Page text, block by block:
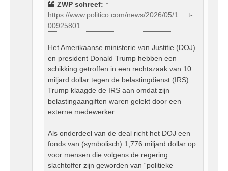
ZWP schreef: ↑
https://www.politico.com/news/2026/05/1 ... t-
00925801
Het Amerikaanse ministerie van Justitie (DOJ)
en president Donald Trump hebben een
schikking getroffen in een rechtszaak van 10
miljard dollar tegen de belastingdienst (IRS).
Trump klaagde de IRS aan omdat zijn
belastingaangiften waren gelekt door een
externe medewerker.
Als onderdeel van de deal richt het DOJ een
fonds van (symbolisch) 1,776 miljard dollar op
voor mensen die volgens de regering
slachtoffer zijn geworden van “politieke